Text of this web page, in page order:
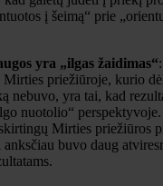
į šeimą“ prie
yra „ilgas žaidimas“
Mirties priežiūroje, kurio
nebuvo, yra tai, kad
nuotolio“
Mirties priežiūros
anksčiau buvo daug